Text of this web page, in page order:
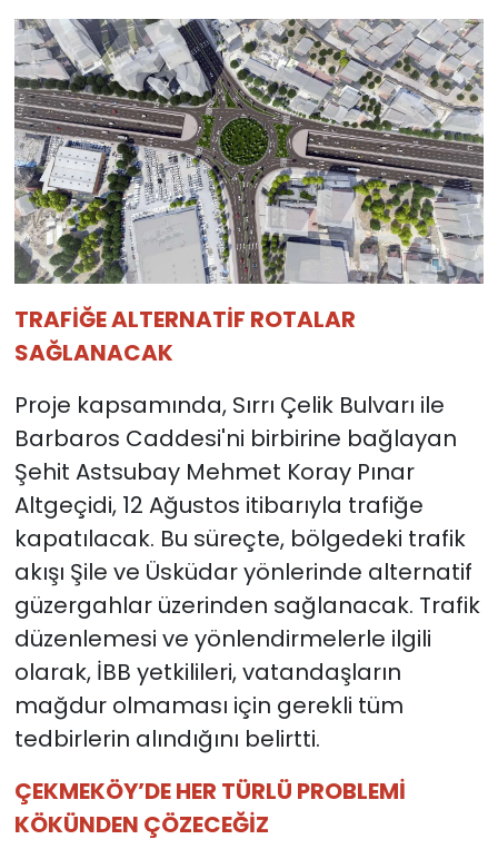
TRAFİĞE ALTERNATİF ROTALAR
SAĞLANACAK
Proje kapsamında, Sırrı Çelik Bulvarı ile
Barbaros Caddesi'ni birbirine bağlayan
Şehit Astsubay Mehmet Koray Pınar
Altgeçidi, 12 Ağustos itibarıyla trafiğe
kapatılacak. Bu süreçte, bölgedeki trafik
akışı Şile ve Üsküdar yönlerinde alternatif
güzergahlar üzerinden sağlanacak. Trafik
düzenlemesi ve yönlendirmelerle ilgili
olarak, İBB yetkilileri, vatandaşların
mağdur olmaması için gerekli tüm
tedbirlerin alındığını belirtti.
ÇEKMEKÖY’DE HER TÜRLÜ PROBLEMİ
KÖKÜNDEN ÇÖZECEĞİZ